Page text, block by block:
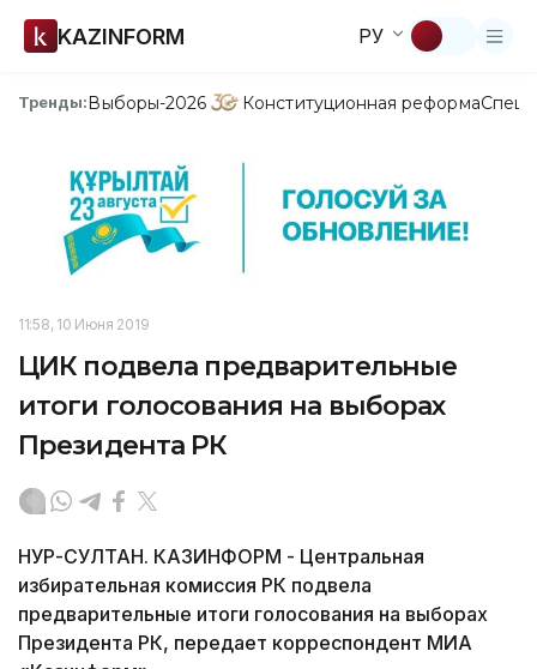
KAZINFORM РУ
Тренды:Выборы-2026 Конституционная реформа
11:58, 10 Июня 2019
ЦИК подвела предварительные
итоги голосования на выборах
Президента РК
НУР-СУЛТАН. КАЗИНФОРМ - Центральная
избирательная комиссия РК подвела
предварительные итоги голосования на выборах
Президента РК, передает корреспондент МИА